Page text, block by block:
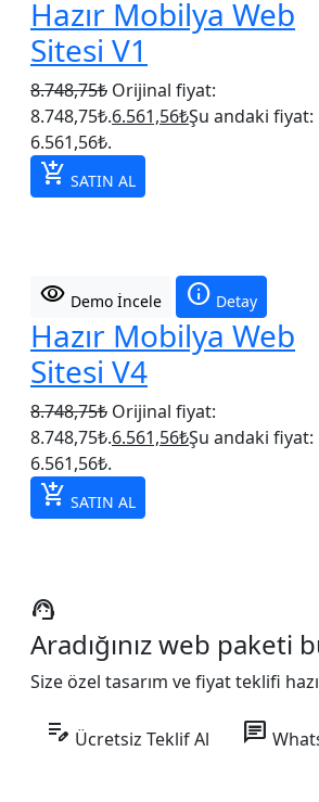
Hazır Mobilya Web
Sitesi V1
8.748,75₺ Orijinal fiyat:
8.748,75₺.6.561,56₺Şu andaki fiyat:
6.561,56₺.
add_shopping_cart SATIN AL
visibility Demo İncele info Detay
Hazır Mobilya Web
Sitesi V4
8.748,75₺ Orijinal fiyat:
8.748,75₺.6.561,56₺Şu andaki fiyat:
6.561,56₺.
add_shopping_cart SATIN AL
support_agent
Aradığınız web paketi
Size özel tasarım ve fiyat teklifi
edit_note Ücretsiz Teklif Al chat